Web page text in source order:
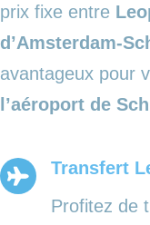
prix fixe entre
d’Amsterdam-
avantageux pour
l’aéroport de
Transfert
Profitez de